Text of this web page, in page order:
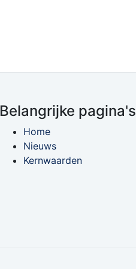
Belangrijke pagina's
Home
Nieuws
Kernwaarden